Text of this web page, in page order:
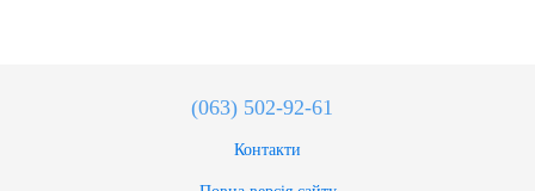
(063) 502-92-61
Контакти